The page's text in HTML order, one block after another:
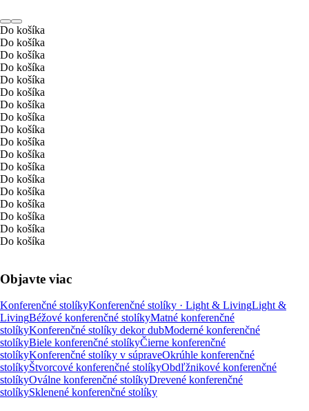
Do košíka
Do košíka
Do košíka
Do košíka
Do košíka
Do košíka
Do košíka
Do košíka
Do košíka
Do košíka
Do košíka
Do košíka
Do košíka
Do košíka
Do košíka
Do košíka
Do košíka
Do košíka
Objavte viac
Konferenčné stolíkyKonferenčné stolíky · Light & LivingLight &
LivingBéžové konferenčné stolíkyMatné konferenčné
stolíkyKonferenčné stolíky dekor dubModerné konferenčné
stolíkyBiele konferenčné stolíkyČierne konferenčné
stolíkyKonferenčné stolíky v súpraveOkrúhle konferenčné
stolíkyŠtvorcové konferenčné stolíkyObdľžnikové konferenčné
stolíkyOválne konferenčné stolíkyDrevené konferenčné
stolíkySklenené konferenčné stolíky